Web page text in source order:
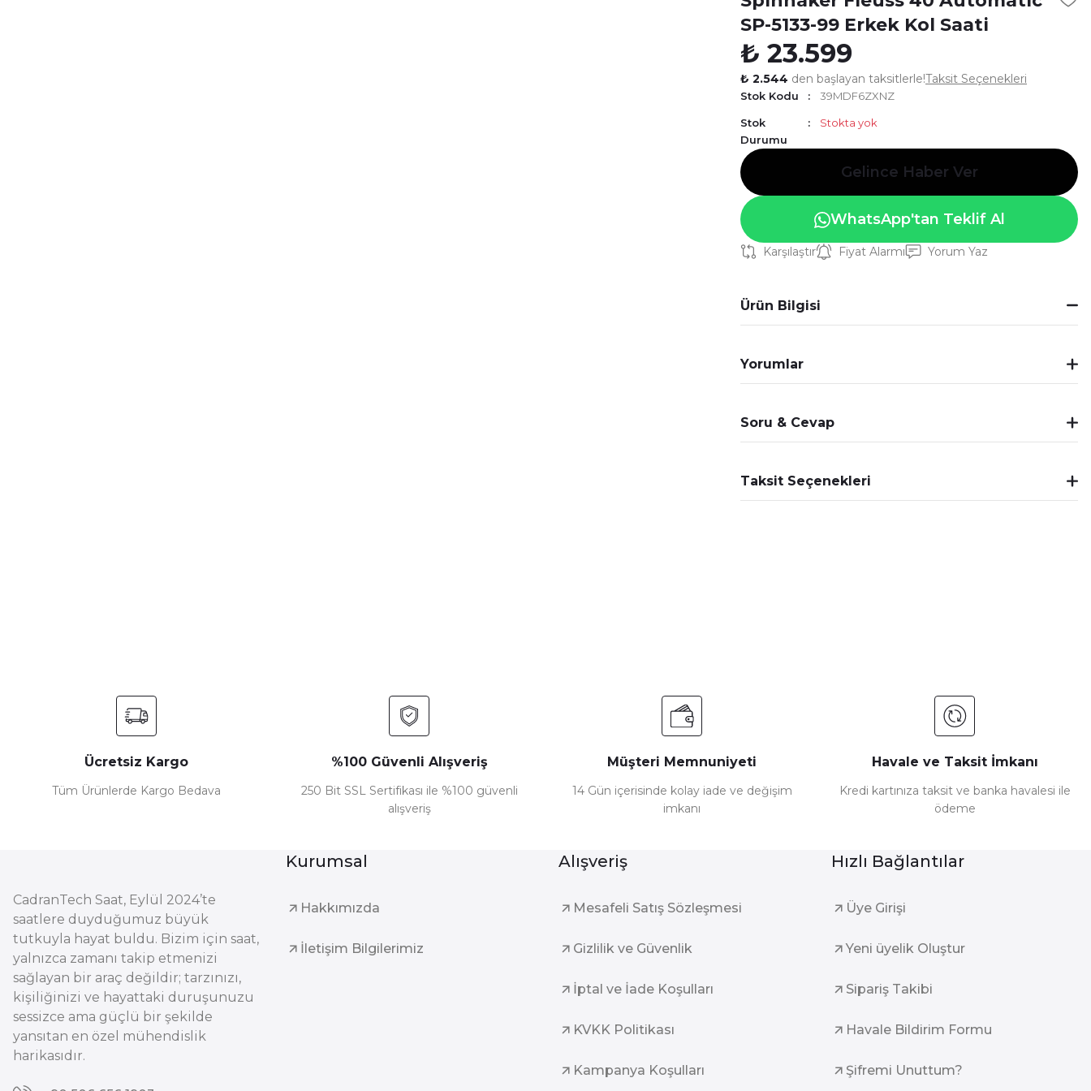
SP-5133-99 Erkek Kol Saati
₺ 23.599
₺ 2.544 den başlayan taksitlerle!Taksit Seçenekleri
Stok Kodu 39MDF6ZXNZ
Stok
Durumu
Stokta yok
Gelince Haber Ver
WhatsApp'tan Teklif Al
Karşılaştır Fiyat Alarmı Yorum Yaz
Ürün Bilgisi
Yorumlar
Soru & Cevap
Taksit Seçenekleri
Ücretsiz Kargo
Tüm Ürünlerde Kargo Bedava
%100 Güvenli Alışveriş
250 Bit SSL Sertifikası ile %100 güvenli
alışveriş
Müşteri Memnuniyeti
14 Gün içerisinde kolay iade ve değişim
imkanı
Havale ve Taksit İmkanı
Kredi kartınıza taksit ve banka havalesi ile
ödeme
CadranTech Saat, Eylül 2024’te
saatlere duyduğumuz büyük
tutkuyla hayat buldu. Bizim için saat,
yalnızca zamanı takip etmenizi
sağlayan bir araç değildir; tarzınızı,
kişiliğinizi ve hayattaki duruşunuzu
sessizce ama güçlü bir şekilde
yansıtan en özel mühendislik
harikasıdır.
Kurumsal
Hakkımızda
İletişim Bilgilerimiz
Alışveriş
Mesafeli Satış Sözleşmesi
Gizlilik ve Güvenlik
İptal ve İade Koşulları
KVKK Politikası
Kampanya Koşulları
Hızlı Bağlantılar
Üye Girişi
Yeni üyelik Oluştur
Sipariş Takibi
Havale Bildirim Formu
Şifremi Unuttum?